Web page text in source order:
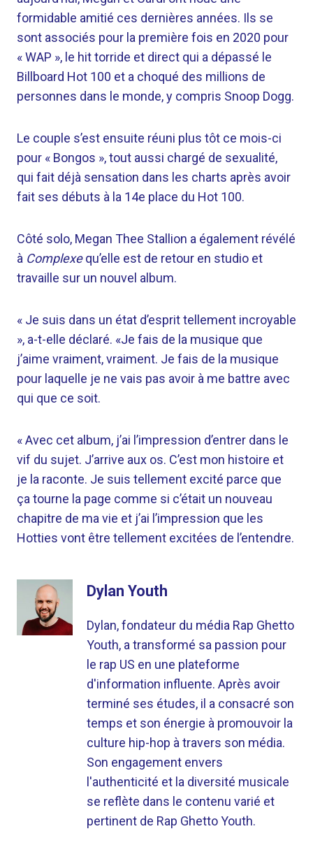
formidable amitié ces dernières années. Ils se
sont associés pour la première fois en 2020 pour
« WAP », le hit torride et direct qui a dépassé le
Billboard Hot 100 et a choqué des millions de
personnes dans le monde, y compris Snoop Dogg.
Le couple s’est ensuite réuni plus tôt ce mois-ci
pour « Bongos », tout aussi chargé de sexualité,
qui fait déjà sensation dans les charts après avoir
fait ses débuts à la 14e place du Hot 100.
Côté solo, Megan Thee Stallion a également révélé
à Complexequ’elle est de retour en studio et
travaille sur un nouvel album.
« Je suis dans un état d’esprit tellement incroyable
», a-t-elle déclaré. «Je fais de la musique que
j’aime vraiment, vraiment. Je fais de la musique
pour laquelle je ne vais pas avoir à me battre avec
qui que ce soit.
« Avec cet album, j’ai l’impression d’entrer dans le
vif du sujet. J’arrive aux os. C’est mon histoire et
je la raconte. Je suis tellement excité parce que
ça tourne la page comme si c’était un nouveau
chapitre de ma vie et j’ai l’impression que les
Hotties vont être tellement excitées de l’entendre.
Dylan Youth
Dylan, fondateur du média Rap Ghetto
Youth, a transformé sa passion pour
le rap US en une plateforme
d'information influente. Après avoir
terminé ses études, il a consacré son
temps et son énergie à promouvoir la
culture hip-hop à travers son média.
Son engagement envers
l'authenticité et la diversité musicale
se reflète dans le contenu varié et
pertinent de Rap Ghetto Youth.